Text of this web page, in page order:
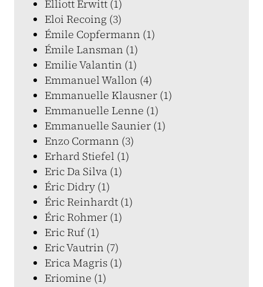
Elliott Erwitt (1)
Eloi Recoing (3)
Émile Copfermann (1)
Émile Lansman (1)
Emilie Valantin (1)
Emmanuel Wallon (4)
Emmanuelle Klausner (1)
Emmanuelle Lenne (1)
Emmanuelle Saunier (1)
Enzo Cormann (3)
Erhard Stiefel (1)
Eric Da Silva (1)
Éric Didry (1)
Éric Reinhardt (1)
Éric Rohmer (1)
Eric Ruf (1)
Eric Vautrin (7)
Erica Magris (1)
Eriomine (1)